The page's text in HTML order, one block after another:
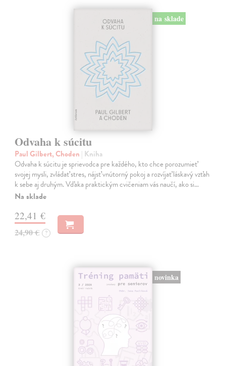
na sklade
Odvaha k súcitu
Paul Gilbert, Choden | Kniha
Odvaha k súcitu je sprievodca pre každého, kto chce porozumieť
svojej mysli, zvládať stres, nájsť vnútorný pokoj a rozvíjať láskavý vzťah
k sebe aj druhým. Vďaka praktickým cvičeniam vás naučí, ako si…
Na sklade
22,41 €
24,90 € ?
novinka